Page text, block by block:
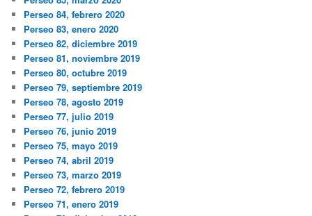
Perseo 84, febrero 2020
Perseo 83, enero 2020
Perseo 82, diciembre 2019
Perseo 81, noviembre 2019
Perseo 80, octubre 2019
Perseo 79, septiembre 2019
Perseo 78, agosto 2019
Perseo 77, julio 2019
Perseo 76, junio 2019
Perseo 75, mayo 2019
Perseo 74, abril 2019
Perseo 73, marzo 2019
Perseo 72, febrero 2019
Perseo 71, enero 2019